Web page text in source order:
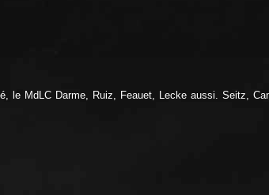
MdLC Darme, Ruiz, Feauet, Lecke aussi. Seitz,